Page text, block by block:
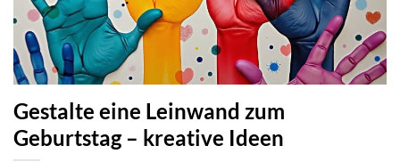
Gestalte eine Leinwand zum
Geburtstag – kreative Ideen